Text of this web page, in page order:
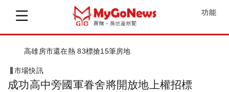
功能
高雄房市還在熱 83標搶15筆房地
市場快訊
成功高中旁國軍眷舍將開放地上權招標